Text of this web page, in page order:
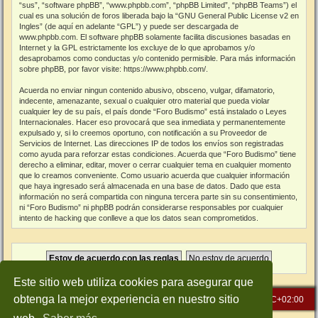
Este sitio web utiliza cookies para asegurar que
obtenga la mejor experiencia en nuestro sitio
“sus”, “software phpBB”, “www.phpbb.com”, “phpBB Limited”, “phpBB Teams”) el
cual es una solución de foros liberada bajo la “GNU General Public License v2 en
Ingles” (de aquí en adelante “GPL”) y puede ser descargada de
www.phpbb.com . El software phpBB solamente facilita discusiones basadas en
Internet y la GPL estrictamente los excluye de lo que aprobamos y/o
desaprobamos como conductas y/o contenido permisible. Para más información
sobre phpBB, por favor visite: https://www.phpbb.com/
Acuerda no enviar ningun contenido abusivo, obsceno, vulgar, difamatorio,
indecente, amenazante, sexual o cualquier otro material que pueda violar
cualquier ley de su país, el país donde “Foro Budismo” está instalado o Leyes
Internacionales. Hacer eso provocará que sea inmediata y permanentemente
expulsado y, si lo creemos oportuno, con notificación a su Proveedor de
Servicios de Internet. Las direcciones IP de todos los envíos son registradas
como ayuda para reforzar estas condiciones. Acuerda que “Foro Budismo” tiene
derecho a eliminar, editar, mover o cerrar cualquier tema en cualquier momento
que lo creamos conveniente. Como usuario acuerda que cualquier información
que haya ingresado será almacenada en una base de datos. Dado que esta
información no será compartida con ninguna tercera parte sin su consentimiento,
ni “Foro Budismo” ni phpBB podrán considerarse responsables por cualquier
intento de hacking que conlleve a que los datos sean comprometidos.
Inicio Índice general Todos los horarios son UTC+02:00